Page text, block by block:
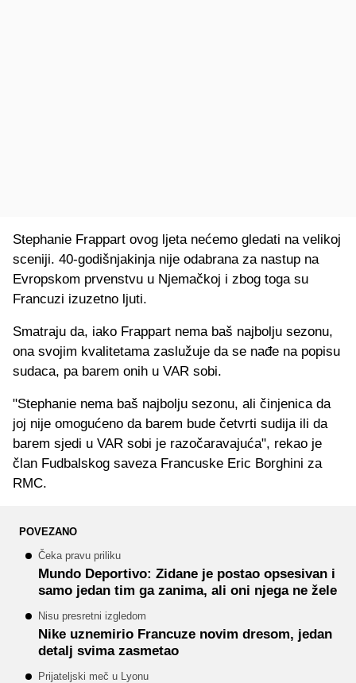
Stephanie Frappart ovog ljeta nećemo gledati na velikoj
sceniji. 40-godišnjakinja nije odabrana za nastup na
Evropskom prvenstvu u Njemačkoj i zbog toga su
Francuzi izuzetno ljuti.
Smatraju da, iako Frappart nema baš najbolju sezonu,
ona svojim kvalitetama zaslužuje da se nađe na popisu
sudaca, pa barem onih u VAR sobi.
"Stephanie nema baš najbolju sezonu, ali činjenica da
joj nije omogućeno da barem bude četvrti sudija ili da
barem sjedi u VAR sobi je razočaravajuća", rekao je
član Fudbalskog saveza Francuske Eric Borghini za
RMC.
POVEZANO
Čeka pravu priliku
Mundo Deportivo: Zidane je postao opsesivan i
samo jedan tim ga zanima, ali oni njega ne žele
Nisu presretni izgledom
Nike uznemirio Francuze novim dresom, jedan
detalj svima zasmetao
Prijateljski meč u Lyonu